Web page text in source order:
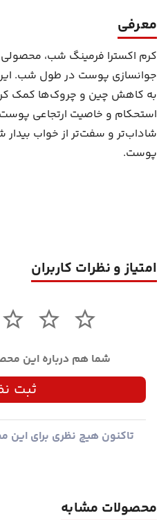
معرفی
کرم اکسترا فرمینگ شب، محصولی
جوانسازی پوست در طول شب. این
به کاهش چین و چروک‌ها کمک
استحکام و خاصیت ارتجاعی
شاداب‌تر و سفت‌تر از خواب بیدار
پوست.
امتیاز و نظرات کاربران
شما هم درباره این
ثبت
تاکنون هیچ نظری برای
محصولات مشابه